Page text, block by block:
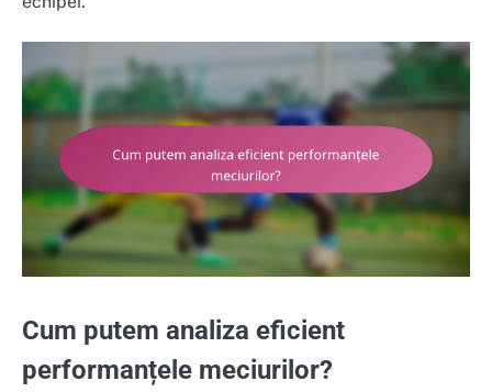
Cum putem analiza eficient
performanțele meciurilor?